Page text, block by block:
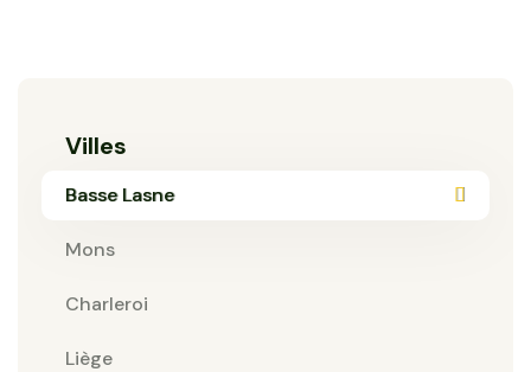
Villes
Basse Lasne
Mons
Charleroi
Liège